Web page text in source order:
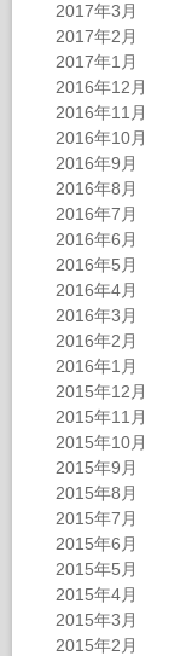
2017年3月
2017年2月
2017年1月
2016年12月
2016年11月
2016年10月
2016年9月
2016年8月
2016年7月
2016年6月
2016年5月
2016年4月
2016年3月
2016年2月
2016年1月
2015年12月
2015年11月
2015年10月
2015年9月
2015年8月
2015年7月
2015年6月
2015年5月
2015年4月
2015年3月
2015年2月